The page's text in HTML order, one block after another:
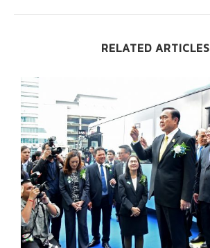
RELATED ARTICLES